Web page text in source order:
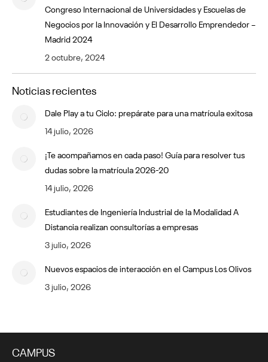
Congreso Internacional de Universidades y Escuelas de
Negocios por la Innovación y El Desarrollo Emprendedor –
Madrid 2024
2 octubre, 2024
Noticias recientes
Dale Play a tu Ciclo: prepárate para una matrícula exitosa
14 julio, 2026
¡Te acompañamos en cada paso! Guía para resolver tus
dudas sobre la matrícula 2026-20
14 julio, 2026
Estudiantes de Ingeniería Industrial de la Modalidad A
Distancia realizan consultorías a empresas
3 julio, 2026
Nuevos espacios de interacción en el Campus Los Olivos
3 julio, 2026
CAMPUS